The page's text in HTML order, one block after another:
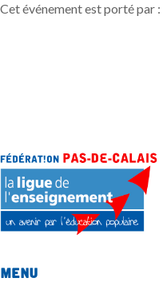
Cet événement est porté par :
Menu